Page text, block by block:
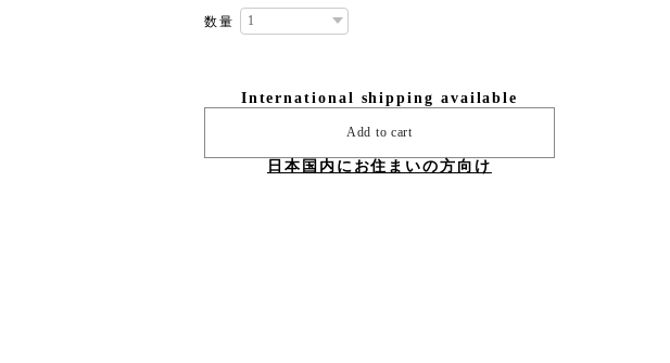
数量
International shipping available
Add to cart
日本国内にお住まいの方向け